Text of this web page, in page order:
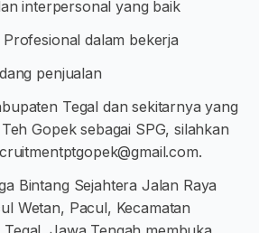
interpersonal yang baik
dalam bekerja
penjualan
Tegal dan sekitarnya yang
Gopek sebagai SPG, silahkan
.
Bintang Sejahtera Jalan Raya
Wetan, Pacul, Kecamatan